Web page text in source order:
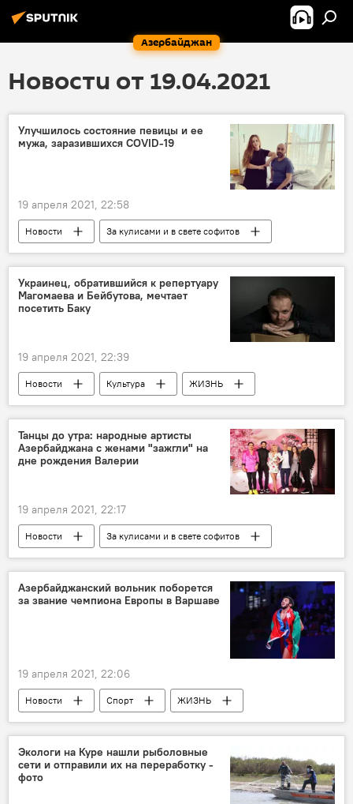
Азербайджан
Новости от 19.04.2021
Улучшилось состояние певицы и ее
мужа, заразившихся COVID-19
19 апреля 2021, 22:58
Новости
За кулисами и в свете софитов
Азербайджан
Культура
ЖИЗНЬ
Здоровье
певица
муж
Коронавирус
Состояние
Украинец, обратившийся к репертуару
Магомаева и Бейбутова, мечтает
посетить Баку
19 апреля 2021, 22:39
Новости Культура
ЖИЗНЬ
Азербайджан
Муслим Магомаев
Рашид Бейбутов
Танцы до утра: народные артисты
Азербайджана с женами "зажгли" на
дне рождения Валерии
19 апреля 2021, 22:17
Новости
За кулисами и в свете софитов
Россия
Культура
ЖИЗНЬ
Юсиф Эйвазов
Эльчин Азизов
Валерия
День рождения
Азербайджанский вольник поборется
за звание чемпиона Европы в Варшаве
19 апреля 2021, 22:06
Новости Спорт
ЖИЗНЬ
Азербайджан
Туран Байрамов
Экологи на Куре нашли рыболовные
сети и отправили их на переработку -
фото